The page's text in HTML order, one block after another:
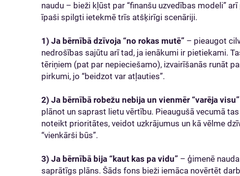
naudu – bieži kļūst par “finanšu uzvedības modeli”
īpaši spilgti ietekmē trīs atšķirīgi scenāriji.
1) Ja bērnībā dzīvoja “no rokas mutē” – pieaugot
nedrošības sajūtu arī tad, ja ienākumi ir pietiekami.
tēriņiem (pat par nepieciešamo), izvairīšanās runāt
pirkumi, jo “beidzot var atļauties”.
2) Ja bērnībā robežu nebija un vienmēr “varēja visu”
plānot un saprast lietu vērtību. Pieaugušā vecumā
noteikt prioritātes, veidot uzkrājumus un kā vēlme
“vienkārši būs”.
3) Ja bērnībā bija “kaut kas pa vidu” – ģimenē
saprātīgs plāns. Šāds fons bieži iemāca novērtēt